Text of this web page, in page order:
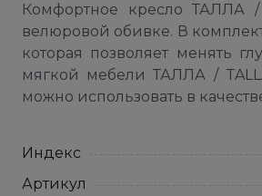
Комфортное кресло ТАЛЛА /
велюровой обивке. В
которая позволяет менять
мягкой мебели ТАЛЛА /
можно использовать в
Индекс
Артикул